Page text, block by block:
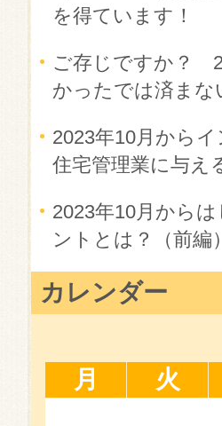
を得ています！
ご存じですか？
かったでは済まな
2023年10月から
住宅管理業に与え
2023年10月から
ントとは？（前編）
カレンダー
月
火